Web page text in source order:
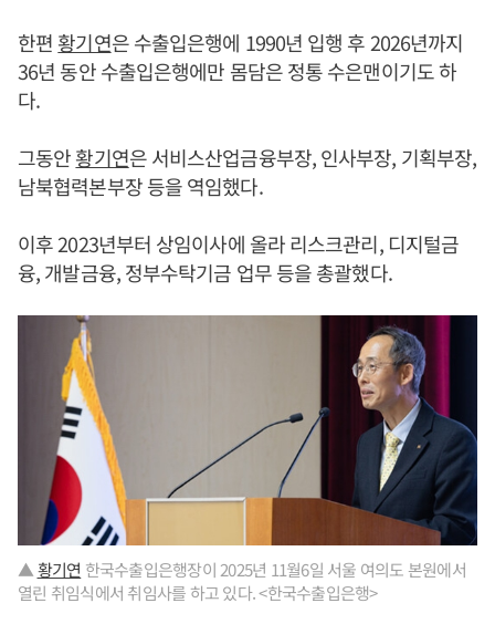
한편 황기연은 수출입은행에 1990년 입행 후 2026년까지
36년 동안 수출입은행에만 몸담은 정통 수은맨이기도 하
다.
그동안황기연은 서비스산업금융부장, 인사부장, 기획부장,
남북협력본부장 등을 역임했다.
이후 2023년부터 상임이사에 올라 리스크관리, 디지털금
융, 개발금융, 정부수탁기금 업무 등을 총괄했다.
▲황기연 한국수출입은행장이 2025년 11월6일 서울 여의도 본원에서
열린 취임식에서 취임사를 하고 있다. <한국수출입은행>